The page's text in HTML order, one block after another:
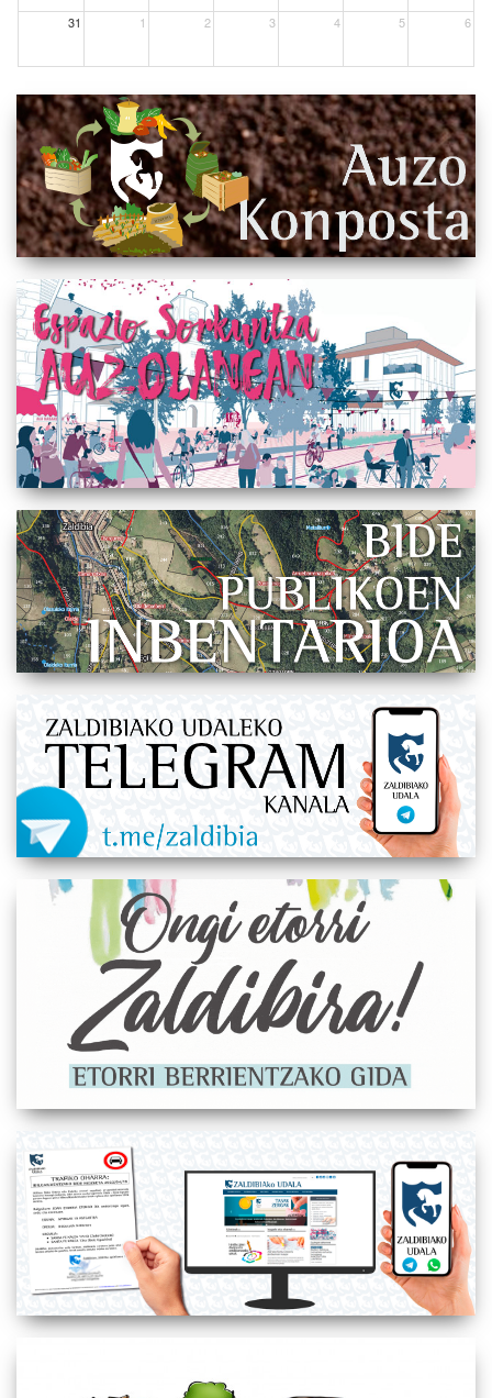
31 1 2 3 4 5 6